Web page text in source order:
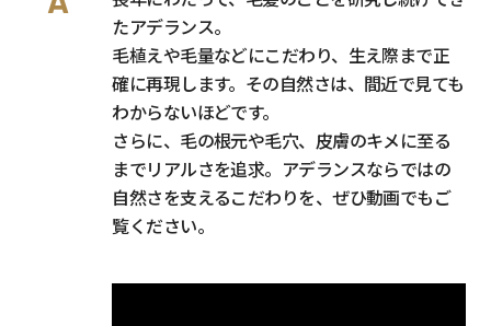
たアデランス。
毛植えや毛量などにこだわり、生え際まで正
確に再現します。その自然さは、間近で見ても
わからないほどです。
さらに、毛の根元や毛穴、皮膚のキメに至る
までリアルさを追求。アデランスならではの
自然さを支えるこだわりを、ぜひ動画でもご
覧ください。